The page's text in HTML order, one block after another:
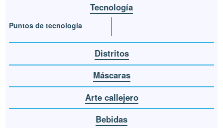
Tecnología
Puntos de tecnología
Distritos
Máscaras
Arte callejero
Bebidas